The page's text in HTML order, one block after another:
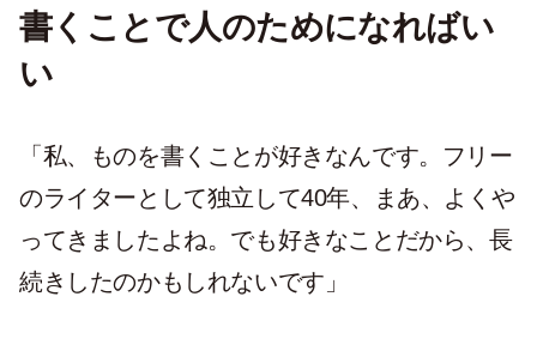
書くことで人のためになればい
い
「私、ものを書くことが好きなんです。フリー
のライターとして独立して40年、まあ、よくや
ってきましたよね。でも好きなことだから、長
続きしたのかもしれないです」